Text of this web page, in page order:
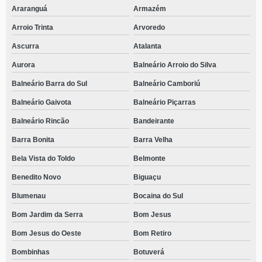
clínica especializada em tratamento com internação para dependentes
químicos Moenda
clínica especializada em tratamento da dependência química Araucária
tratamento para dependentes de drogas agendar Araucária
onde faz tratamento com internação para dependentes químicos Descanso
tratamento terapêutico para dependentes químicos agendar Pinheiro Preto
tratamento para usuários de drogas agendar Vista Alegre
onde faz tratamento para adolescentes dependentes químicos Arvoredo
tratamento para adolescentes dependentes químicos Ponta das Canas
clínica especializada em tratamento para adolescentes dependentes
químicos Saudades
Araranguá Armazém
Arroio Trinta Arvoredo
Ascurra Atalanta
Aurora Balneário Arroio do Silva
Balneário Barra do Sul Balneário Camboriú
Balneário Gaivota Balneário Piçarras
Balneário Rincão Bandeirante
Barra Bonita Barra Velha
Bela Vista do Toldo Belmonte
Benedito Novo Biguaçu
Blumenau Bocaina do Sul
Bom Jardim da Serra Bom Jesus
Bom Jesus do Oeste Bom Retiro
Bombinhas Botuverá